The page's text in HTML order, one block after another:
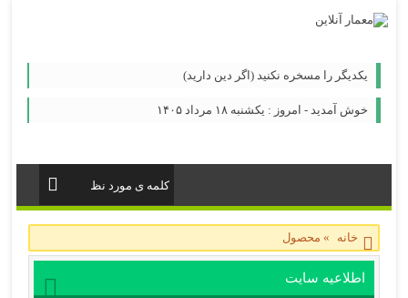
یكدیگر را مسخره نكنید (اگر دین دارید)
خوش آمدید - امروز : یکشنبه ۱۸ مرداد ۱۴۰۵
خانه » محصول
اطلاعیه سایت